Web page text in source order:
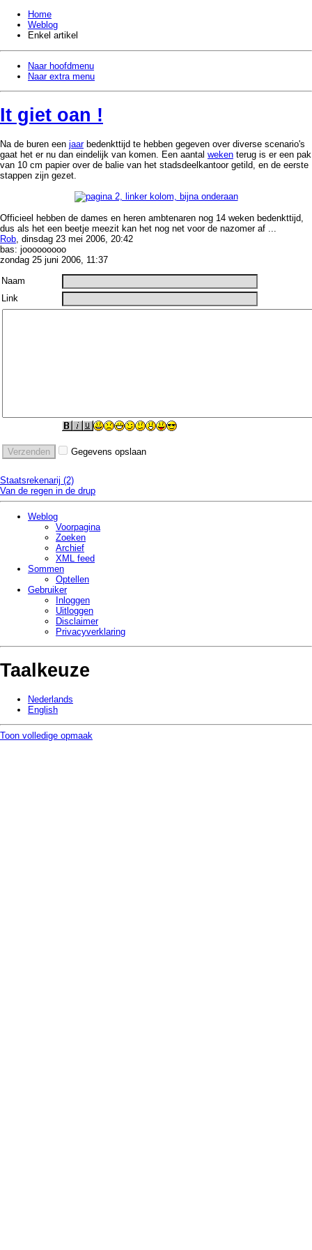
Home
Weblog
Enkel artikel
Naar hoofdmenu
Naar extra menu
It giet oan !
Na de buren een jaarbedenkttijd te hebben gegeven over diverse scenario's
gaat het er nu dan eindelijk van komen. Een aantal weken terug is er een pak
van 10 cm papier over de balie van het stadsdeelkantoor getild, en de eerste
stappen zijn gezet.
Officieel hebben de dames en heren ambtenaren nog 14 weken bedenkttijd,
dus als het een beetje meezit kan het nog net voor de nazomer af ...
Rob, dinsdag 23 mei 2006, 20:42
bas: jooooooooo
zondag 25 juni 2006, 11:37
Naam
Link
Gegevens opslaan
Staatsrekenarij (2)
Van de regen in de drup
Weblog
Voorpagina
Zoeken
Archief
XML feed
Sommen
Optellen
Gebruiker
Inloggen
Uitloggen
Disclaimer
Privacy­verklaring
Taalkeuze
Nederlands
English
Toon volledige opmaak